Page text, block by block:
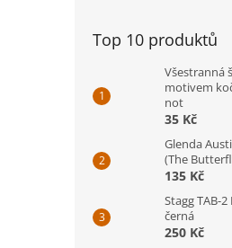
Top 10 produktů
Všestranná
motivem
not
35 Kč
Glenda
(The
135 Kč
Stagg TAB-
černá
250 Kč